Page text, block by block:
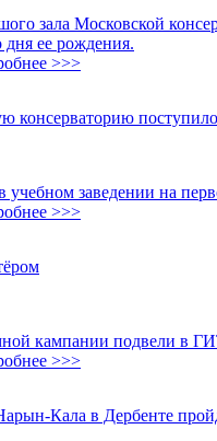
зала Московской
дня ее рождения.
>>>
консерваторию
учебном заведении на
>>>
кампании подвели в
>>>
Кала в Дербенте